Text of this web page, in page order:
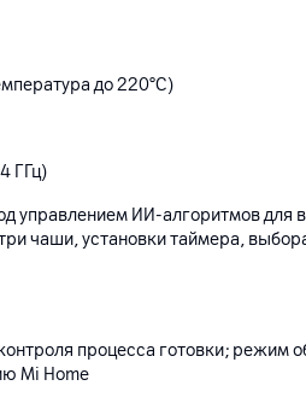
до 220°C)
ГГц)
управлением ИИ-алгоритмов для
чаши, установки таймера,
процесса готовки; режим
Mi Home